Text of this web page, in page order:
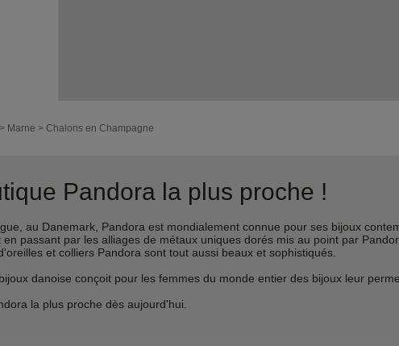
> Marne > Chalons en Champagne
Pandora la plus proche !
au Danemark, Pandora est mondialement connue pour ses bijoux
passant par les alliages de métaux uniques dorés mis au point par
et colliers Pandora sont tout aussi beaux et sophistiqués.
danoise conçoit pour les femmes du monde entier des bijoux leur
la plus proche dès aujourd'hui.